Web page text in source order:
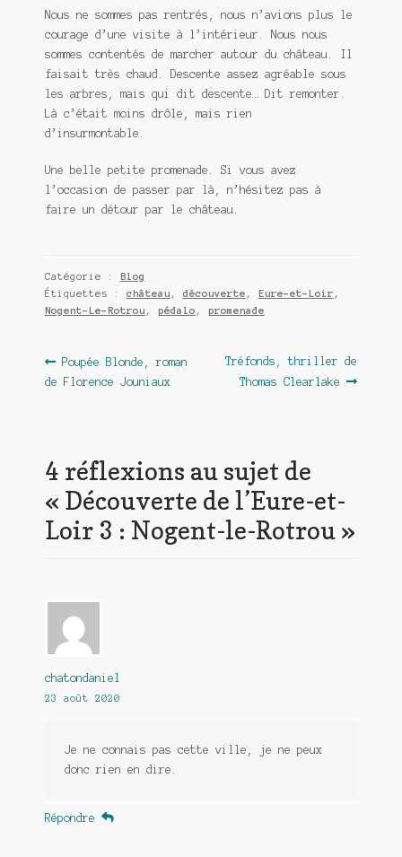
Nous ne sommes pas rentrés, nous n’avions plus le
courage d’une visite à l’intérieur. Nous nous
sommes contentés de marcher autour du château. Il
faisait très chaud. Descente assez agréable sous
les arbres, mais qui dit descente… Dit remonter.
Là c’était moins drôle, mais rien
d’insurmontable.
Une belle petite promenade. Si vous avez
l’occasion de passer par là, n’hésitez pas à
faire un détour par le château.
Catégorie : Blog
Étiquettes : château , découverte , Eure-et-Loir ,
Nogent-Le-Rotrou , pédalo , promenade
Navigation
de
Article
précédent :
Poupée Blonde, roman
de Florence Jouniaux
Article
suivant :
Tréfonds, thriller de
Thomas Clearlake
4 réflexions au sujet de
« Découverte de l’Eure-et-
Loir 3 : Nogent-le-Rotrou»
chatondaniel
23 août 2020
Je ne connais pas cette ville, je ne peux
donc rien en dire.
Répondre